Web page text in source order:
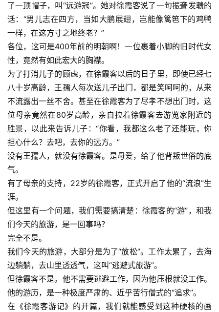
了一顶帽子，叫“远游冠”。她对徐霞客说了一句振聋发聩的
话：“男儿志在四方，当如大鹏展翅，岂能像篱笆下的鸡鸭
一样，在这方寸之地终老？”
各位，这可是400年前的明朝啊！一位裹着小脚的旧时代女
性，竟然有如此宏大的胸襟。
为了打消儿子的顾虑，在徐霞客以后的日子里，即使已经七
八十岁高龄，王孺人每次送儿子出门，都是笑呵呵的，从来
不流露出一丝不舍。甚至在徐霞客为了尽孝不想出门时，这
位母亲竟然在80岁高龄，亲自拉着徐霞客去游览家附近的
胜景，以此来告诉儿子：“你看，我都这么老了还能玩，你
担心什么？去吧，去你的远方。”
没有王孺人，就没有徐霞客。是母爱，给了他背叛世俗的底
气。
有了母亲的支持，22岁的徐霞客，正式开启了他的“流浪”生
涯。
但这里有一个问题，我们需要搞清楚：徐霞客的“游”，和我
们今天的旅游，是一回事吗？
完全不是。
我们今天的旅游，大部分是为了“放松”。工作太累了，去海
边躺躺，去山里透透气，这叫“逃避式旅游”。
但徐霞客不是。他不需要逃避工作，因为他压根就没工作。
他的游历，是一种极度严肃的、近乎苦行僧式的“追求”。
在《徐霞客游记》的开篇，我们就能感受到这种硬核的画